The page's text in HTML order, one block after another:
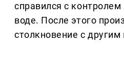
справился с контролем
воде. После этого
столкновение с